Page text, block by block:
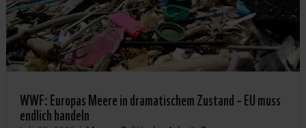
WWF: Europas Meere in dramatischem Zustand – EU muss
endlich handeln